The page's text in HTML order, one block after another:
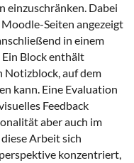
einzuschränken. Dabei
Seiten angezeigt
in einem
Block enthält
Notizblock, auf dem
kann. Eine Evaluation
Feedback
aber auch im
Arbeit sich
konzentriert,